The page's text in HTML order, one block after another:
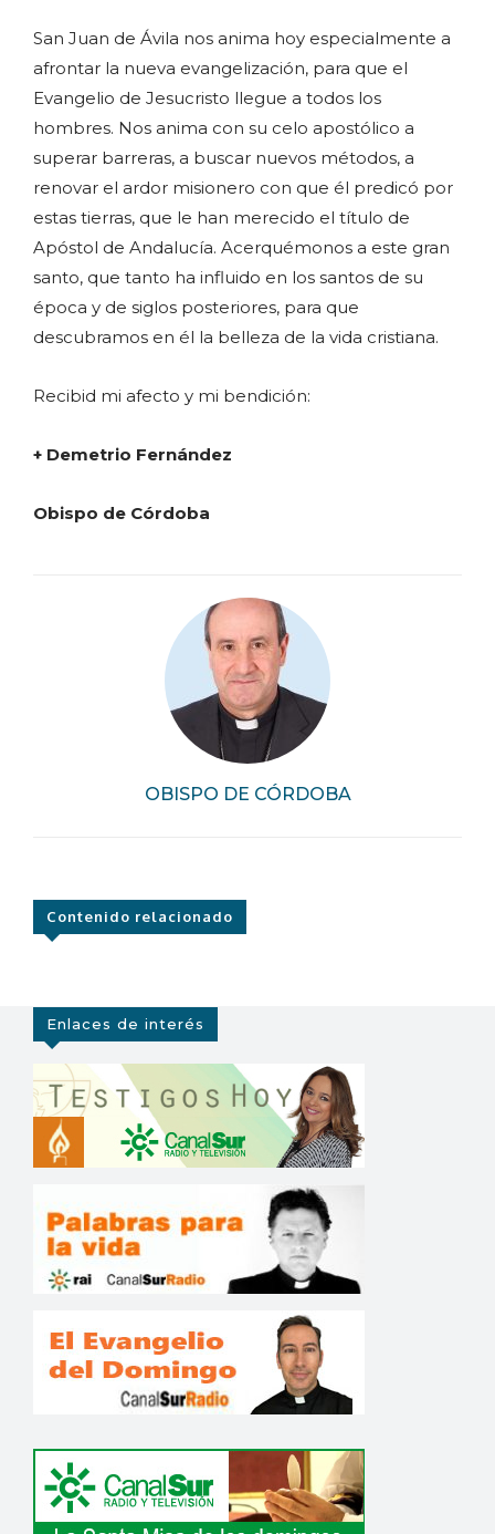
OBISPO DE CÓRDOBA
San Juan de Ávila nos anima hoy especialmente a
afrontar la nueva evangelización, para que el
Evangelio de Jesucristo llegue a todos los
hombres. Nos anima con su celo apostólico a
superar barreras, a buscar nuevos métodos, a
renovar el ardor misionero con que él predicó por
estas tierras, que le han merecido el título de
Apóstol de Andalucía. Acerquémonos a este gran
santo, que tanto ha influido en los santos de su
época y de siglos posteriores, para que
descubramos en él la belleza de la vida cristiana.
Recibid mi afecto y mi bendición:
+ Demetrio Fernández
Obispo de Córdoba
Contenido relacionado
Enlaces de interés